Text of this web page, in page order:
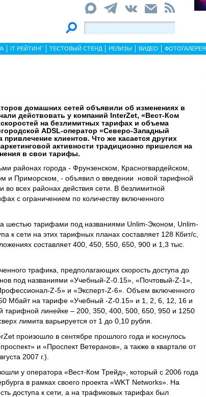
IT РЕЙТИНГ ТЕСТОВЫЙ СТЕНД РЕЛИЗЫ ВИДЕО ФОТОГАЛЕРЕЯ
домашних сетей объявили об изменениях в
действовать у компаний InterZet, «Вест-Ком
на безлимитных тарифах и объема
ADSL-оператор «Северо-Западный
клиентов. Что же касается других
активности традиционно пришелся на
в свои тарифы.
районах города - Фрунзенском, Красногвардейском,
и Приморском, - объявил о введении новой тарифной
всех районах действия сети. В безлимитной
с ограничением по количеству включенного
шестью тарифами под названиями Unlim-Эконом, Unlim-
к сети на этих тарифных планах составляет 128 Кбит/с,
составляет 400, 450, 550, 650, 900 и 1,3 тыс.
трафика, предполагающих скорость доступа до
под названиями «Учебный-Z-0.15», «Почтовый-Z-1»,
Z-5» и «Эксперт-Z-6». Объем включенного
Мбайт на тарифе «Учебный -Z-0.15» и 1, 2, 6, 12, 16 и
тарифной линейке – 200, 350, 400, 500, 650, 950 и 1250
лимита варьируется от 1 до 0,10 рубля.
произошло в сентябре прошлого года и коснулось
и «Проспект Ветеранов», а также в квартале от
2007 г.).
у оператора «Вест-Ком Трейд», который с 2006 года
в рамках своего проекта «WKT Networks». На
доступа к сети, а на трафиковых тарифах был